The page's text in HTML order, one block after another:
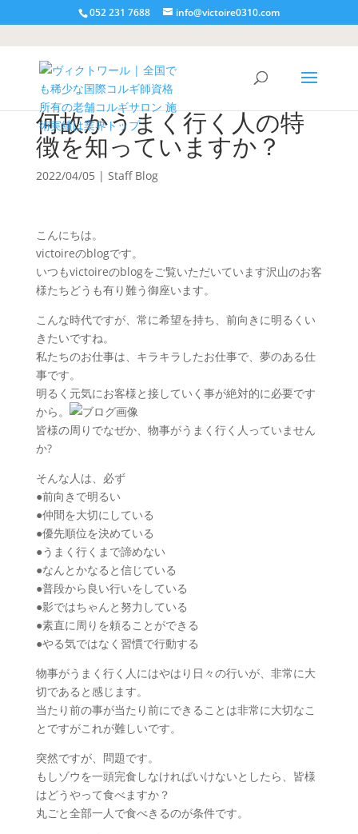
052 231 7688 info@victoire0310.com
何故かうまく行く人の特
徴を知っていますか？
2022/04/05| Staff Blog
こんにちは。
victoireのblogです。
いつもvictoireのblogをご覧いただいています沢山のお客
様たちどうも有り難う御座います。
こんな時代ですが、常に希望を持ち、前向きに明るくい
きたいですね。
私たちのお仕事は、キラキラしたお仕事で、夢のある仕
事です。
明るく元気にお客様と接していく事が絶対的に必要です
から。
皆様の周りでなぜか、物事がうまく行く人っていません
か?
そんな人は、必ず
●前向きで明るい
●仲間を大切にしている
●優先順位を決めている
●うまく行くまで諦めない
●なんとかなると信じている
●普段から良い行いをしている
●影ではちゃんと努力している
●素直に周りを頼ることができる
●やる気ではなく習慣で行動する
物事がうまく行く人にはやはり日々の行いが、非常に大
切であると感じます。
当たり前の事が当たり前にできることは非常に大切なこ
とですがこれが難しいです。
突然ですが、問題です。
もしゾウを一頭完食しなければいけないとしたら、皆様
はどうやって食べますか？
丸ごと全部一人で食べきるのが条件です。